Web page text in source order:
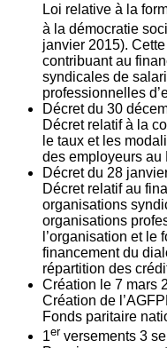
Loi relative à la
à la démocratie
janvier 2015).
contribuant au
syndicales de
professionnelles
Décret du 30
Décret relatif à la
le taux et les
des employeurs au
Décret du 28
Décret relatif au
organisations
organisations
l’organisation et
financement du
répartition des
Création le 7 mars
Création de
Fonds paritaire
1er versements 3